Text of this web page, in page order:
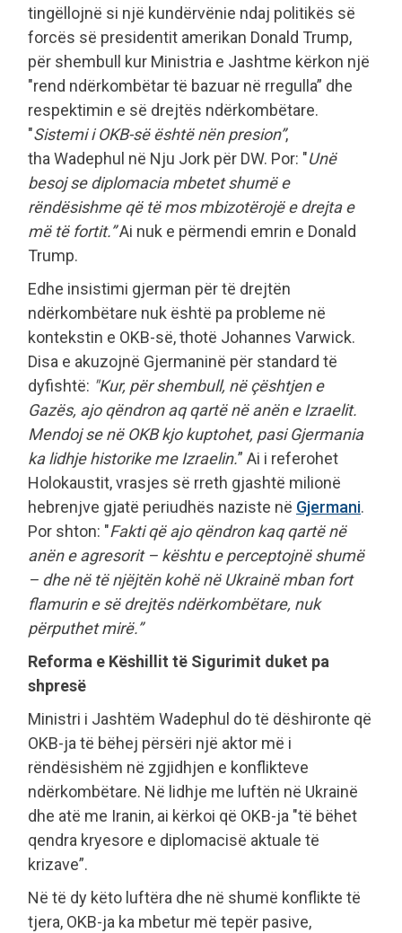
tingëllojnë si një kundërvënie ndaj politikës së
forcës së presidentit amerikan Donald Trump,
për shembull kur Ministria e Jashtme kërkon një
"rend ndërkombëtar të bazuar në rregulla” dhe
respektimin e së drejtës ndërkombëtare.
"Sistemi i OKB-së është nën presion”,
tha Wadephul në Nju Jork për DW. Por: "Unë
besoj se diplomacia mbetet shumë e
rëndësishme që të mos mbizotërojë e drejta e
më të fortit.”Ai nuk e përmendi emrin e Donald
Trump.
Edhe insistimi gjerman për të drejtën
ndërkombëtare nuk është pa probleme në
kontekstin e OKB-së, thotë Johannes Varwick.
Disa e akuzojnë Gjermaninë për standard të
dyfishtë: "Kur, për shembull, në çështjen e
Gazës, ajo qëndron aq qartë në anën e Izraelit.
Mendoj se në OKB kjo kuptohet, pasi Gjermania
ka lidhje historike me Izraelin.” Ai i referohet
Holokaustit, vrasjes së rreth gjashtë milionë
hebrenjve gjatë periudhës naziste në Gjermani.
Por shton: "Fakti që ajo qëndron kaq qartë në
anën e agresorit – kështu e perceptojnë shumë
– dhe në të njëjtën kohë në Ukrainë mban fort
flamurin e së drejtës ndërkombëtare, nuk
përputhet mirë.”
Reforma e Këshillit të Sigurimit duket pa
shpresë
Ministri i Jashtëm Wadephul do të dëshironte që
OKB-ja të bëhej përsëri një aktor më i
rëndësishëm në zgjidhjen e konflikteve
ndërkombëtare. Në lidhje me luftën në Ukrainë
dhe atë me Iranin, ai kërkoi që OKB-ja "të bëhet
qendra kryesore e diplomacisë aktuale të
krizave”.
Në të dy këto luftëra dhe në shumë konflikte të
tjera, OKB-ja ka mbetur më tepër pasive,